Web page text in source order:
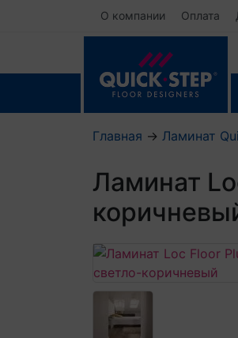
О компании Оплата
Главная → Ламинат
Ламинат